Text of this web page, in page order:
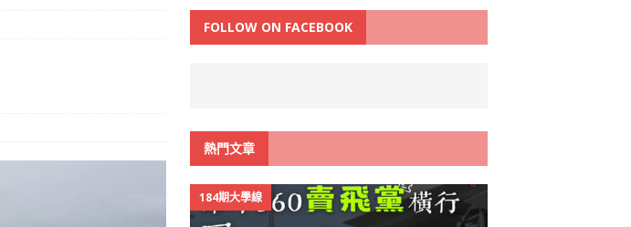
FOLLOW ON FACEBOOK
熱門文章
184期大學線